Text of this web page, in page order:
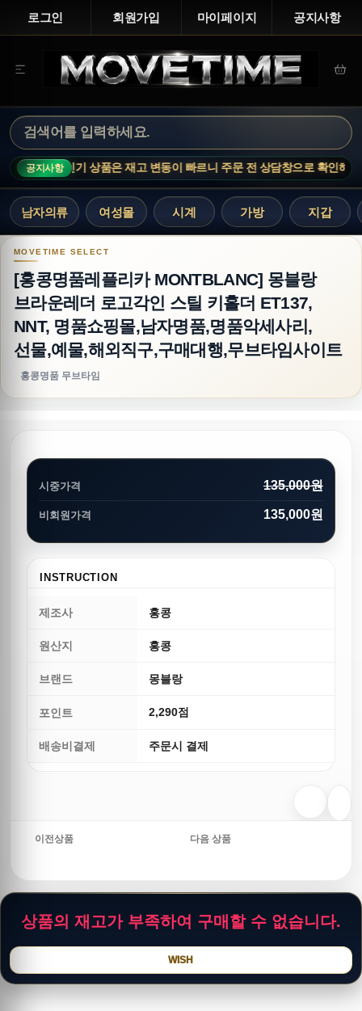
로그인 회원가입 마이페이지 공지사항
공지사항
NOTICE · 인기 상품은 재고 변동이 빠르니 주문 전 상담창으로 확인해 주
남자의류 여성몰 시계 가방 지갑
[홍콩명품레플리카 MONTBLANC] 몽블랑 브라
[홍콩명품레플리카 MONTBLANC] 몽블랑
브라운레더 로고각인 스틸 키홀더 ET137,
NNT, 명품쇼핑몰,남자명품,명품악세사리,
선물,예물,해외직구,구매대행,무브타임사이트
홍콩명품 무브타임
시중가격 135,000원
비회원가격 135,000원
INSTRUCTION
제조사 홍콩
원산지 홍콩
브랜드 몽블랑
포인트 2,290점
배송비결제 주문시 결제
이전상품 다음 상품
상품의 재고가 부족하여 구매할 수 없습니다.
WISH